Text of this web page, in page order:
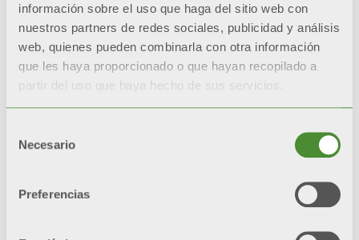
información sobre el uso que haga del sitio web con
nuestros partners de redes sociales, publicidad y análisis
web, quienes pueden combinarla con otra información
que les haya proporcionado o que hayan recopilado a
partir del uso que haya hecho de sus servicios.
Necesario
Preferencias
Ver el vídeo